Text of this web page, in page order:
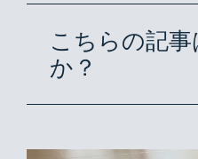
こちらの記
か？